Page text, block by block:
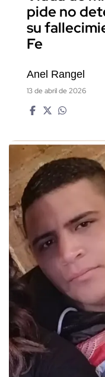
pide no
su
Fe
Anel Rangel
13 de abril de 2026